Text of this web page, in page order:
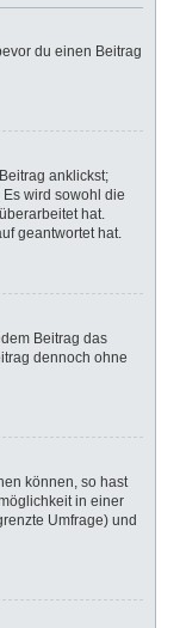
du einen Beitrag
anklickst;
wird sowohl die
hat.
geantwortet hat.
Beitrag das
dennoch ohne
können, so hast
in einer
Umfrage) und